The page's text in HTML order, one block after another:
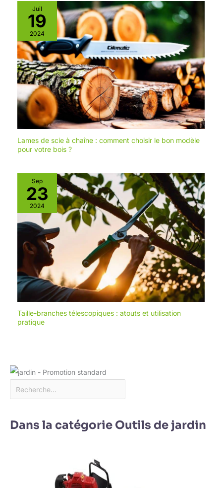
son plateau réglable sans
outils (profondeur de coupe
et inclinaison jusqu'à 45°) et
sa lame haute qualité. Ryobi,
conçu pour en faire plus !
Chez Ryobi, nous aimons
nous salir les mains. Alors,
nous forons, nous scions,
nous tondons et nous
taillons, puis nous nous
demandons ''comment
rendre cela plus facile ?''. Le
concept Ryobi ONE+ vous
jardinage et bien plus encore.
Tous nos outils et nos
batteries sont garantis
pendant une durée totale de
24 mois avec un an
d’extension de offert si le
consommateur enregistre
son produit dans les 30 jours
suivants la date d’achat. La
confirmation
d’enregistrement ainsi que la
facture originale mentionnant
la date d’achat serviront de
preuve d’extension de la.
changer rapidement et
facilement les
accessoires sur la
machine rotative Cadeau
idéal : ce kit d'outils
rotatifs miniatures avec
sa élégante boîte à outils
est parfait pour les
hommes et les femmes et
surtout pour les débutants
dans les projets
d'artisanat, de bricolage
et de bricolage.
Comprend un outil de
rotation de câble, divers
accessoires (avec
instructions), un manuel
non garanti) et une boîte
de rangement pour les
Juil
19
2024
Lames de scie à chaîne : comment choisir le bon modèle
pour votre bois ?
Sep
23
2024
Taille-branches télescopiques : atouts et utilisation
pratique
Dans la catégorie Outils de jardin